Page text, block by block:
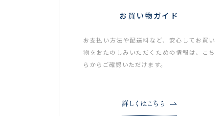
お買い物ガイド
お支払い方法や配送料など、安心してお買い
物をおたのしみいただくための情報は、こち
らからご確認いただけます。
詳しくはこちら